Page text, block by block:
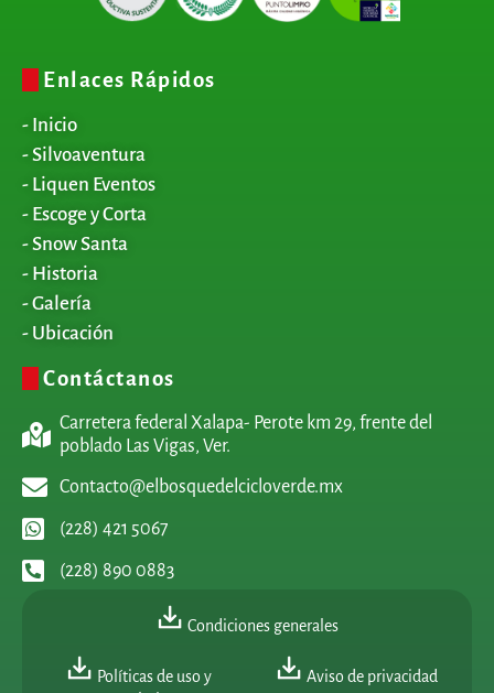
Enlaces Rápidos
- Inicio
- Silvoaventura
- Liquen Eventos
- Escoge y Corta
- Snow Santa
- Historia
- Galería
- Ubicación
Contáctanos
Carretera federal Xalapa- Perote km 29, frente del
poblado Las Vigas, Ver.
Contacto@elbosquedelcicloverde.mx
(228) 421 5067
(228) 890 0883
Condiciones generales
Políticas de uso y
Aviso de privacidad